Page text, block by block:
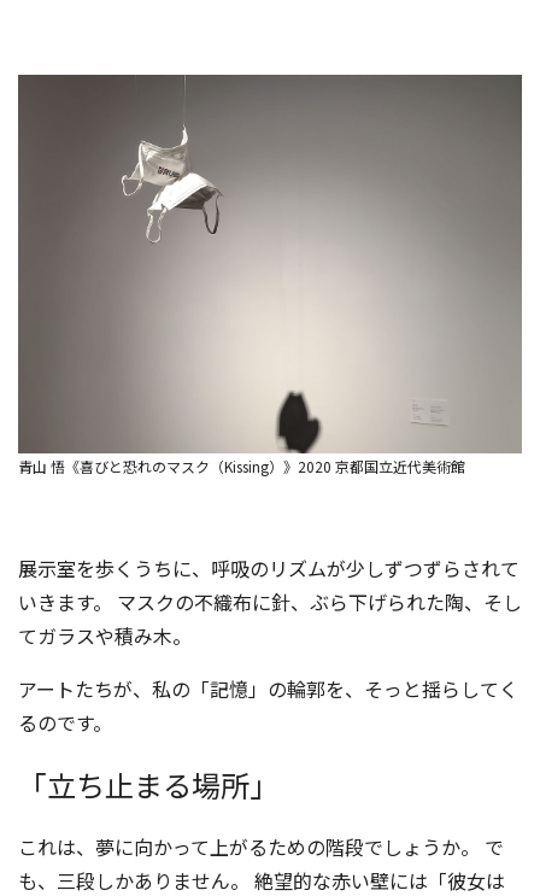
青山 悟《喜びと恐れのマスク（Kissing）》2020 京都国立近代美術館
展示室を歩くうちに、呼吸のリズムが少しずつずらされて
いきます。 マスクの不織布に針、ぶら下げられた陶、そし
てガラスや積み木。
アートたちが、私の「記憶」の輪郭を、そっと揺らしてく
るのです。
「立ち止まる場所」
これは、夢に向かって上がるための階段でしょうか。 で
も、三段しかありません。 絶望的な赤い壁には「彼女は